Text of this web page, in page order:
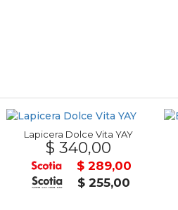
Lapicera Dolce Vita YAY
$ 340,00
$ 289,00
$ 255,00